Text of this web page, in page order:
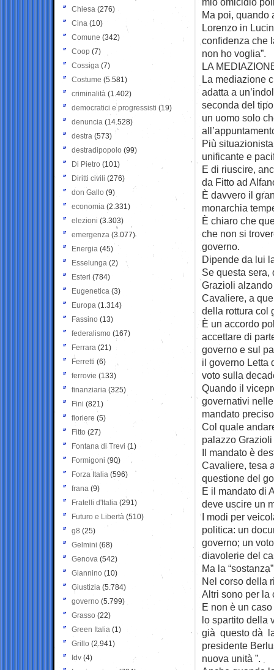
Ma poi, quando
Lorenzo in
confidenza che
non ho voglia”.
LA
La mediazione
adatta a
seconda del
un uomo solo
Più
unificante e
E di riuscire,
da Fitto ad
È davvero il
monarchia
È chiaro che
che non si
governo.
Dipende da lui
Se questa
Grazioli
Cavaliere, a
della rottura col
È un accordo
accettare di
governo e sul
il governo Letta
voto sulla
Quando il
governativi
mandato
Col quale
palazzo
Il mandato è
Cavaliere, tesa
questione del
E il mandato di
deve uscire un
I modi per
politica: un
governo; un
diavolerie del
Ma la
Nel corso della
Altri sono per la
E non è un
lo spartito della
già questo dà
presidente
nuova unità ”.
Chiesa (276)
Cina (10)
Comune (342)
Coop (7)
Cossiga (7)
Costume (5.581)
criminalità (1.402)
democratici e progressisti (19)
denuncia (14.528)
destra (573)
destradipopolo (99)
Di Pietro (101)
Diritti civili (276)
don Gallo (9)
economia (2.331)
elezioni (3.303)
emergenza (3.077)
Energia (45)
Esselunga (2)
Esteri (784)
Eugenetica (3)
Europa (1.314)
Fassino (13)
federalismo (167)
Ferrara (21)
Ferretti (6)
ferrovie (133)
finanziaria (325)
Fini (821)
fioriere (5)
Fitto (27)
Fontana di Trevi (1)
Formigoni (90)
Forza Italia (596)
frana (9)
Fratelli d'Italia (291)
Futuro e Libertà (510)
g8 (25)
Gelmini (68)
Genova (542)
Giannino (10)
Giustizia (5.784)
governo (5.799)
Grasso (22)
Green Italia (1)
Grillo (2.941)
Idv (4)